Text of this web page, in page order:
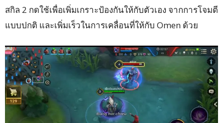
สกิล 2 กดใช้เพื่อเพิ่มเกราะป้องกันให้กับตัวเอง จากการโจมตี
แบบปกติ และเพิ่มเร็วในการเคลื่อนที่ให้กับ Omen ด้วย